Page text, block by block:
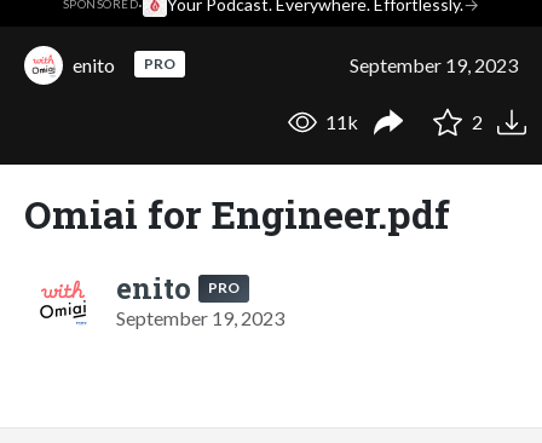
SPONSORED· Your Podcast. Everywhere. Effortlessly.→
enito PRO September 19, 2023
11k 2
Omiai for Engineer.pdf
enito PRO
September 19, 2023